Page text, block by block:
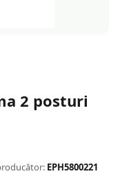
2 posturi
EPH5800221